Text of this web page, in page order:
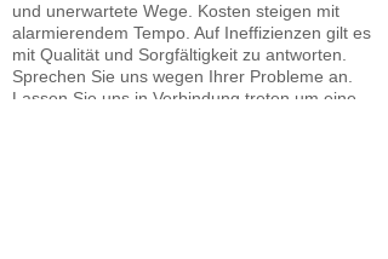
und unerwartete Wege. Kosten steigen mit
alarmierendem Tempo. Auf Ineffizienzen gilt es
mit Qualität und Sorgfältigkeit zu antworten.
Sprechen Sie uns wegen Ihrer Probleme an.
Lassen Sie uns in Verbindung treten um eine